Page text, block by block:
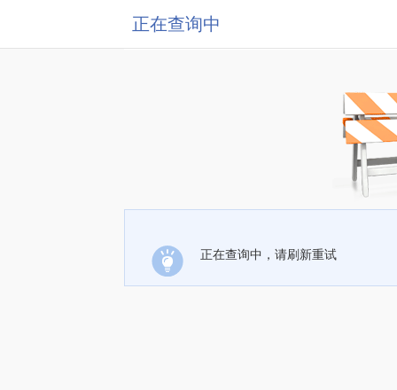
正在查询中
正在查询中，请刷新重试